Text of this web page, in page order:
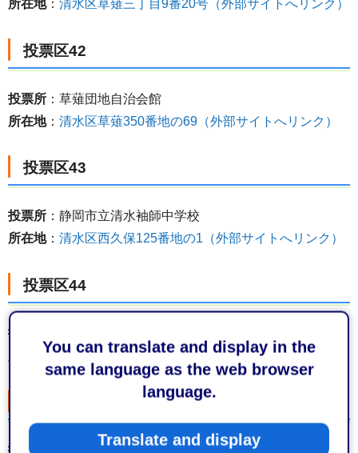
You can translate and display in the
same language as the web browser
language.
Translate and display
所在地： 清水区草薙三丁目9番20号（外部サイトへリンク）
投票区42
投票所 ：草薙団地自治会館
所在地： 清水区草薙350番地の69（外部サイトへリンク）
投票区43
投票所 ：静岡市立清水袖師中学校
所在地： 清水区西久保125番地の1（外部サイトへリンク）
投票区44
投票所
：清水区袖師町420番地（外部サイトへリンク）
投票所 ：横砂自治会館